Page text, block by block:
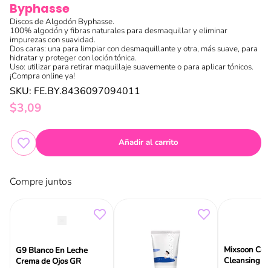
Byphasse
Discos de Algodón Byphasse.
100% algodón y fibras naturales para desmaquillar y eliminar
impurezas con suavidad.
Dos caras: una para limpiar con desmaquillante y otra, más suave, para
hidratar y proteger con loción tónica.
Uso: utilizar para retirar maquillaje suavemente o para aplicar tónicos.
¡Compra online ya!
SKU: FE.BY.8436097094011
$3,09
Añadir al carrito
Compre juntos
G9 Blanco En Leche
Crema de Ojos GR
Mixsoon
Cleansing